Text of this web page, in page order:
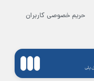
حریم خصوصی کاربران
پلی